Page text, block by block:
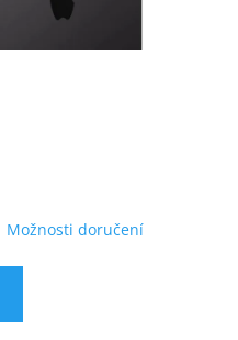
Možnosti doručení